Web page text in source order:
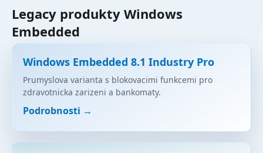
Legacy produkty Windows
Embedded
Windows Embedded 8.1 Industry Pro
Prumyslova varianta s blokovacimi funkcemi pro
zdravotnicka zarizeni a bankomaty.
Podrobnosti →